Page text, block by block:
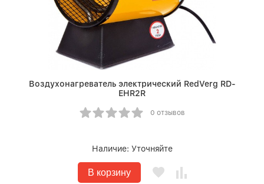
Воздухонагреватель электрический RedVerg RD-
EHR2R
0 отзывов
Наличие: Уточняйте
В корзину